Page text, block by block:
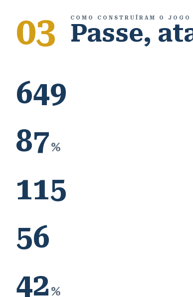
03 COMO CONSTRUÍRAM O JOGO
Passe,
649
87%
115
56
42 %